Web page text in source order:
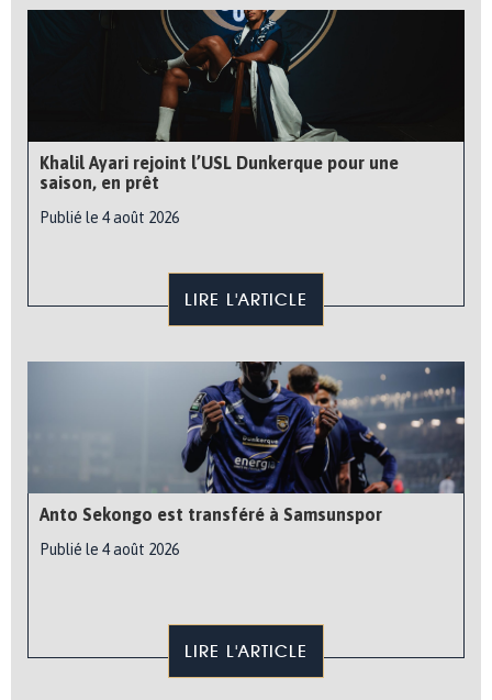
Khalil Ayari rejoint l’USL Dunkerque pour une
saison, en prêt
Publié le 4 août 2026
LIRE L'ARTICLE
Anto Sekongo est transféré à Samsunspor
Publié le 4 août 2026
LIRE L'ARTICLE